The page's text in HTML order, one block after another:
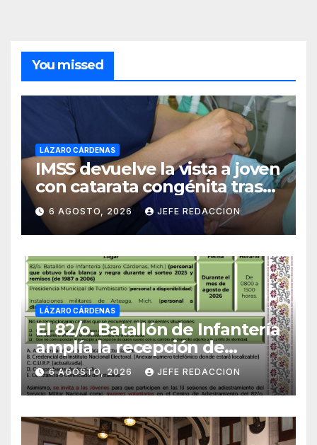
You missed
LÁZARO CÁRDENAS
IMSS devuelve la vista a joven
con catarata congénita tras
23 años de limitación visual
6 AGOSTO, 2026 JEFE REDACCION
LÁZARO CÁRDENAS
El 82/o. Batallón de Infantería
amplía la recepción de
documentos para obtener La
Catilla del Servicio Militar
Nacional
6 AGOSTO, 2026 JEFE REDACCION